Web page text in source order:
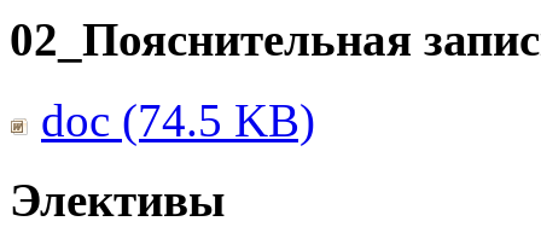
02_Пояснительная
doc (74.5 KB)
Элективы